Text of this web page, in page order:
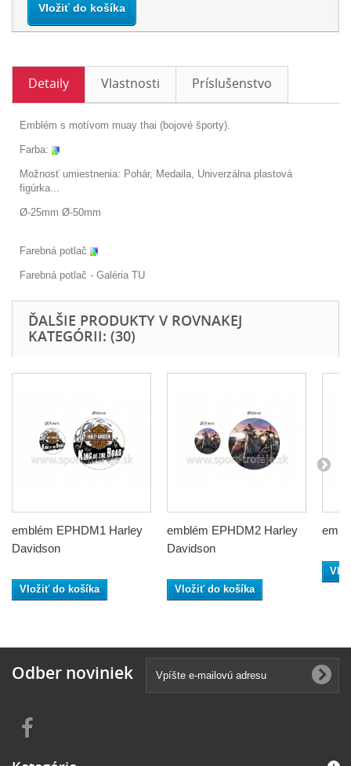
Vložiť do košíka
Detaily Vlastnosti Príslušenstvo
Emblém s motívom muay thai (bojové športy).
Farba:
Možnosť umiestnenia: Pohár, Medaila, Univerzálna plastová
figúrka...
Ø-25mm Ø-50mm
Farebná potlač
Farebná potlač - Galéria TU
ĎALŠIE PRODUKTY V ROVNAKEJ
KATEGÓRII: (30)
emblém EPHDM1 Harley
Davidson
Vložiť do košíka
emblém EPHDM2 Harley
Davidson
Vložiť do košíka
Odber noviniek